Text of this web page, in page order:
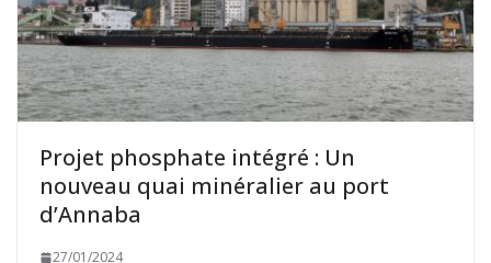
Projet phosphate intégré : Un
nouveau quai minéralier au port
d’Annaba
27/01/2024